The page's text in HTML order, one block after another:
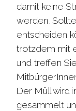
damit keine
werden.
entscheiden
trotzdem mit
und treffen
Der Müll wird
gesammelt